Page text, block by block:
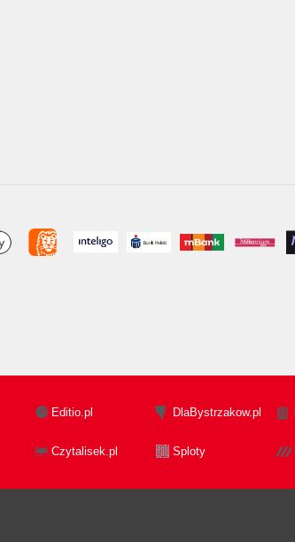
Editio.pl DlaBystrzakow.pl
Czytalisek.pl Sploty